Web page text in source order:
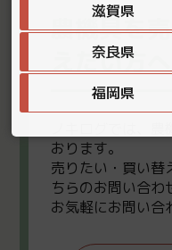
農機具を
えたい方へ
おります。
売りたい・買い替
ちらのお問い合わ
お気軽にお問い合
滋賀県
奈良県
福岡県